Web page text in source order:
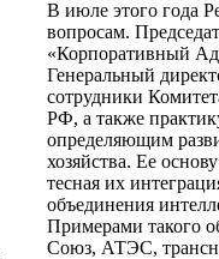
В июле этого года
вопросам.
«Корпоративный
Генеральный
сотрудники
РФ, а также
определяющим
хозяйства. Ее
тесная их
объединения
Примерами
Союз, АТЭС,